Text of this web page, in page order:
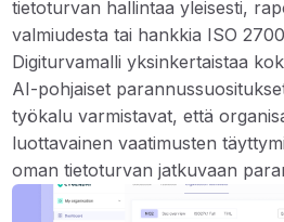
tietoturvan hallintaa yleisesti,
valmiudesta tai hankkia ISO
Digiturvamalli yksinkertaistaa
AI-pohjaiset
työkalu varmistavat, että
luottavainen vaatimusten
oman tietoturvan jatkuvaan